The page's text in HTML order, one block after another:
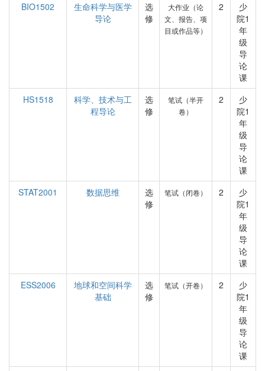
BIO1502
生命科学与医学
导论
选
修
大作业（论
文、报告、项
目或作品等）
2
少
院1
年
级
导
论
课
HS1518
科学、技术与工
程导论
选
修
笔试（半开
卷）
2
少
院1
年
级
导
论
课
STAT2001
数据思维
选
修
笔试（闭卷） 2
少
院1
年
级
导
论
课
ESS2006
地球和空间科学
基础
选
修
笔试（开卷） 2
少
院1
年
级
导
论
课